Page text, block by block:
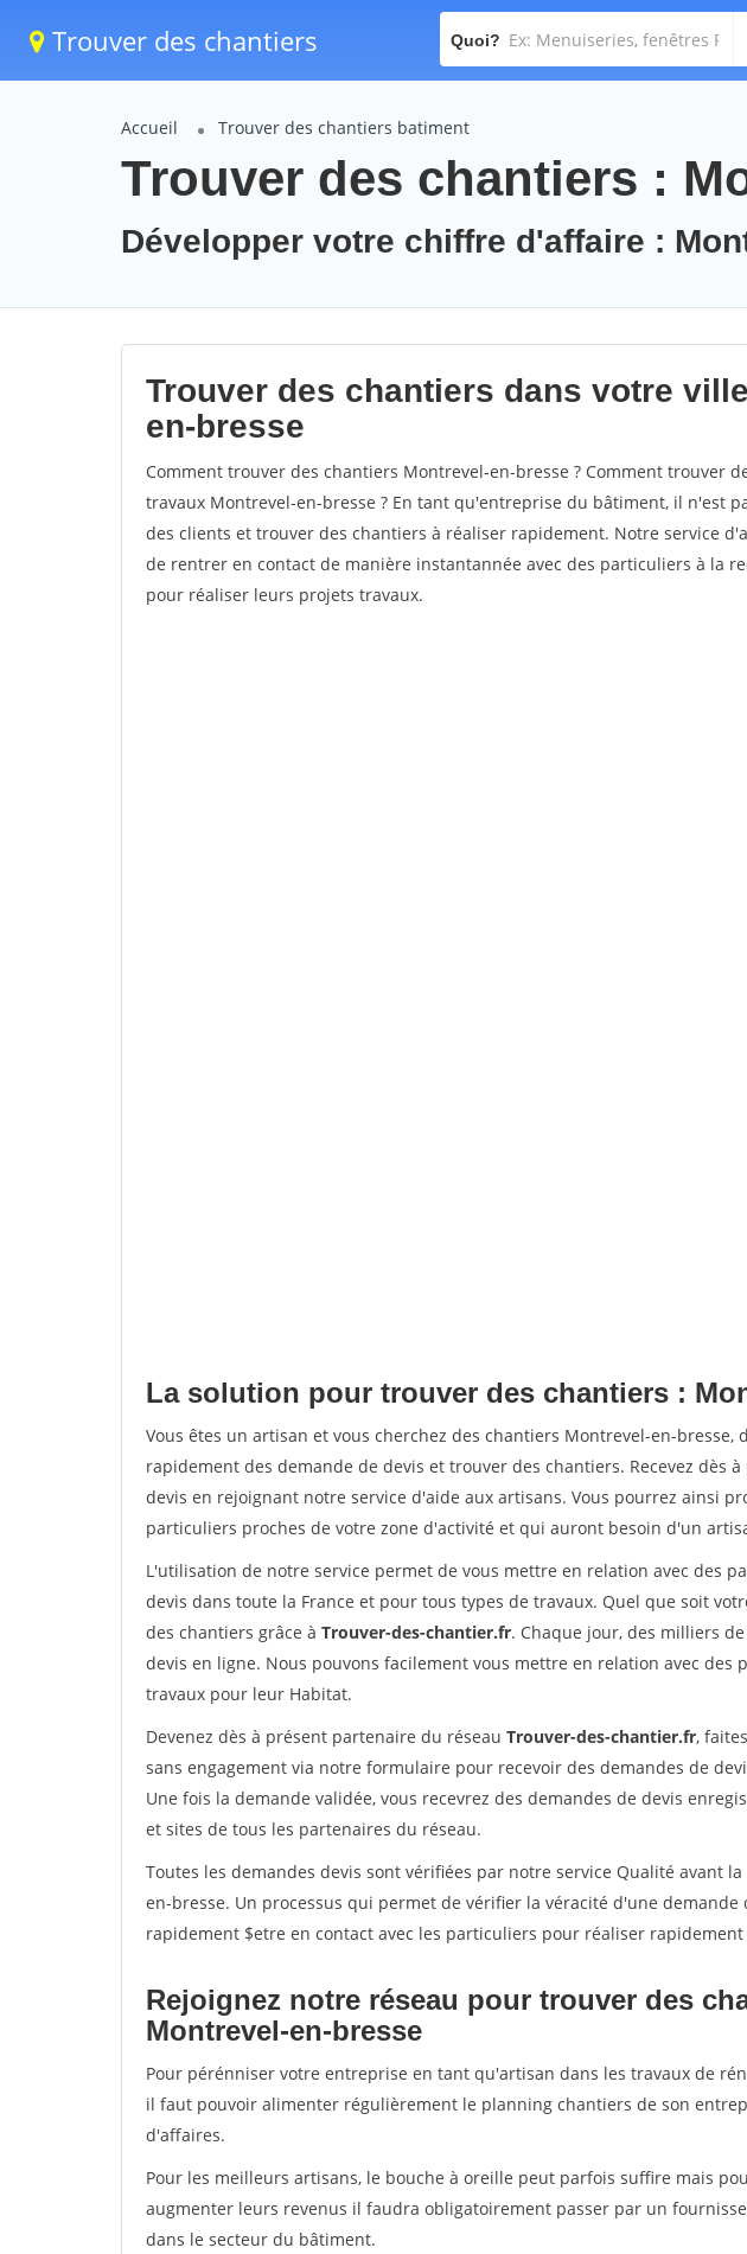
Trouver des chantiers Quoi?
Accueil Trouver des chantiers batiment
Trouver des chantiers :
Développer votre chiffre d'affaire :
Trouver des chantiers dans votre
en-bresse
Comment trouver des chantiers Montrevel-en-bresse ? Comment trouver
travaux Montrevel-en-bresse ? En tant qu'entreprise du bâtiment, il n'est
des clients et trouver des chantiers à réaliser rapidement. Notre service
de rentrer en contact de manière instantannée avec des particuliers à la
pour réaliser leurs projets travaux.
La solution pour trouver des chantiers :
Vous êtes un artisan et vous cherchez des chantiers Montrevel-en-bresse,
rapidement des demande de devis et trouver des chantiers. Recevez dès
devis en rejoignant notre service d'aide aux artisans. Vous pourrez ainsi
particuliers proches de votre zone d'activité et qui auront besoin d'un
L'utilisation de notre service permet de vous mettre en relation avec des
devis dans toute la France et pour tous types de travaux. Quel que soit
des chantiers grâce à Trouver-des-chantier.fr. Chaque jour, des milliers
devis en ligne. Nous pouvons facilement vous mettre en relation avec des
travaux pour leur Habitat.
Devenez dès à présent partenaire du réseau Trouver-des-chantier.fr,
sans engagement via notre formulaire pour recevoir des demandes de
Une fois la demande validée, vous recevrez des demandes de devis
et sites de tous les partenaires du réseau.
Toutes les demandes devis sont vérifiées par notre service Qualité avant
en-bresse. Un processus qui permet de vérifier la véracité d'une demande
rapidement $etre en contact avec les particuliers pour réaliser
Rejoignez notre réseau pour trouver des
Montrevel-en-bresse
Pour pérénniser votre entreprise en tant qu'artisan dans les travaux de
il faut pouvoir alimenter régulièrement le planning chantiers de son
d'affaires.
Pour les meilleurs artisans, le bouche à oreille peut parfois suffire mais
augmenter leurs revenus il faudra obligatoirement passer par un
dans le secteur du bâtiment.